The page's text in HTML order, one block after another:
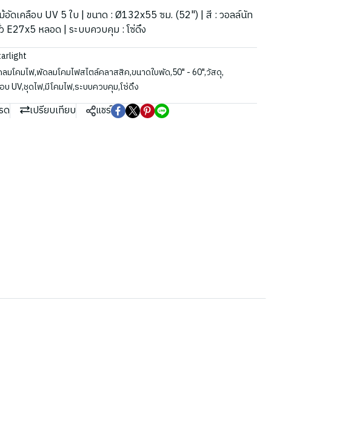
อัดเคลือบ UV 5 ใบ | ขนาด : Ø132x55 ซม. (52") | สี : วอลล์นัท
E27x5 หลอด | ระบบควบคุม : โซ่ดึง
มโคมไฟ,พัดลมโคมไฟสไตล์คลาสสิค,ขนาดใบพัด,50" - 60",วัสดุ,
บ UV,ชุดไฟ,มีโคมไฟ,ระบบควบคุม,โซ่ดึง
ด เปรียบเทียบ แชร์